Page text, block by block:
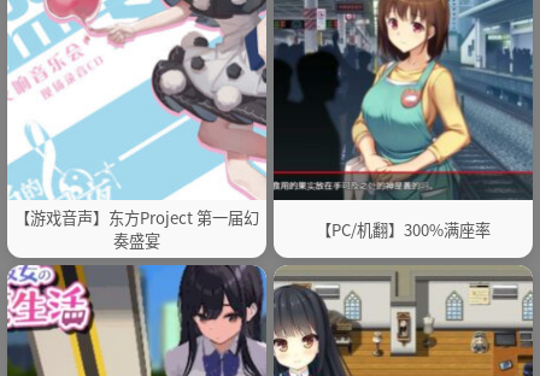
【游戏音声】东方Project 第一届幻
奏盛宴
【PC/机翻】300%满座率